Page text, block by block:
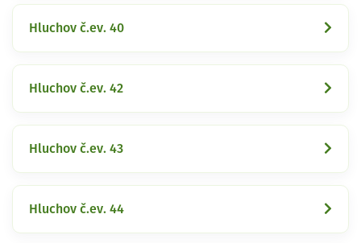
Hluchov č.ev. 40
Hluchov č.ev. 42
Hluchov č.ev. 43
Hluchov č.ev. 44